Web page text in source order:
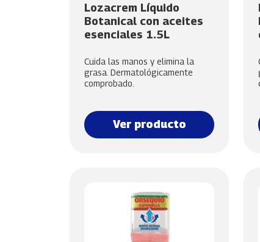
Lozacrem Líquido
Botanical con aceites
esenciales 1.5L
Cuida las manos y elimina la
grasa. Dermatológicamente
comprobado.
Ver producto